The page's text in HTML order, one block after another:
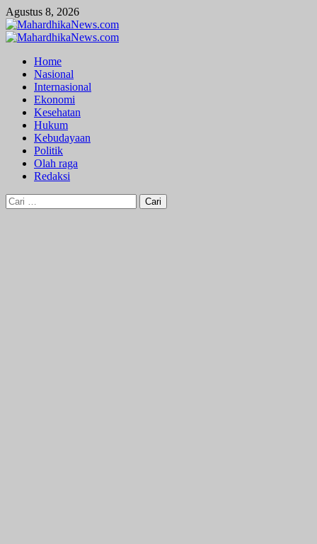
Skip
to
content
Agustus 8, 2026
Primary
Home
Nasional
Internasional
Ekonomi
Kesehatan
Hukum
Kebudayaan
Politik
Olah raga
Redaksi
Cari
untuk: